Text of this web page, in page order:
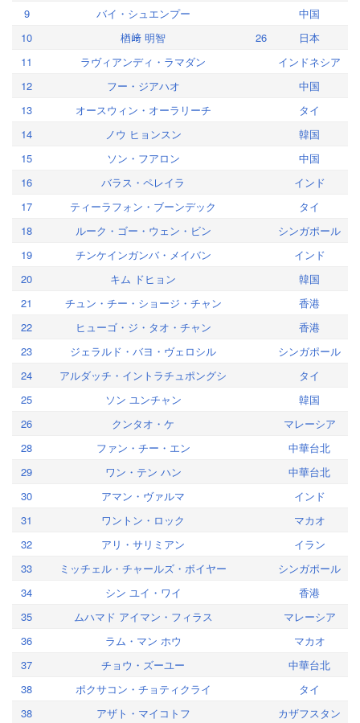
9
バイ・シュエンプー
中国
10
楢﨑 明智 26
日本
11
ラヴィアンディ・ラマダン
インドネシア
12
フー・ジアハオ
中国
13
オースウィン・オーラリーチ
タイ
14
ノウ ヒョンスン
韓国
15
ソン・フアロン
中国
16
バラス・ペレイラ
インド
17
ティーラフォン・ブーンデック
タイ
18
ルーク・ゴー・ウェン・ビン
シンガポール
19
チンケインガンバ・メイバン
インド
20
キム ドヒョン
韓国
21
チュン・チー・ショージ・チャン
香港
22
ヒューゴ・ジ・タオ・チャン
香港
23
ジェラルド・バヨ・ヴェロシル
シンガポール
24
アルダッチ・イントラチュポングシ
タイ
25
ソン ユンチャン
韓国
26
クンタオ・ケ
マレーシア
28
ファン・チー・エン
中華台北
29
ワン・テン ハン
中華台北
30
アマン・ヴァルマ
インド
31
ワントン・ロック
マカオ
32
アリ・サリミアン
イラン
33
ミッチェル・チャールズ・ボイヤー
シンガポール
34
シン ユイ・ワイ
香港
35
ムハマド アイマン・フィラス
マレーシア
36
ラム・マン ホウ
マカオ
37
チョウ・ズーユー
中華台北
38
ポクサコン・チョティクライ
タイ
38
アザト・マイコトフ
カザフスタン